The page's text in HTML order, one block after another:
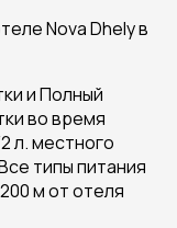
Nova Dhely в
и Полный
во время
л. местного
типы питания
м от отеля